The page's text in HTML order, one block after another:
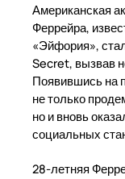
Американская
Феррейра,
«Эйфория»,
Secret, вызвав
Появившись на
не только
но и вновь
социальных
28-летняя